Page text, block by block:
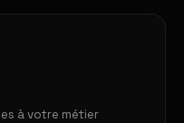
à votre métier